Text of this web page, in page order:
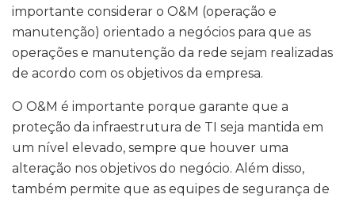
importante considerar o O&M (operação e
manutenção) orientado a negócios para que as
operações e manutenção da rede sejam realizadas
de acordo com os objetivos da empresa.
O O&M é importante porque garante que a
proteção da infraestrutura de TI seja mantida em
um nível elevado, sempre que houver uma
alteração nos objetivos do negócio. Além disso,
também permite que as equipes de segurança de